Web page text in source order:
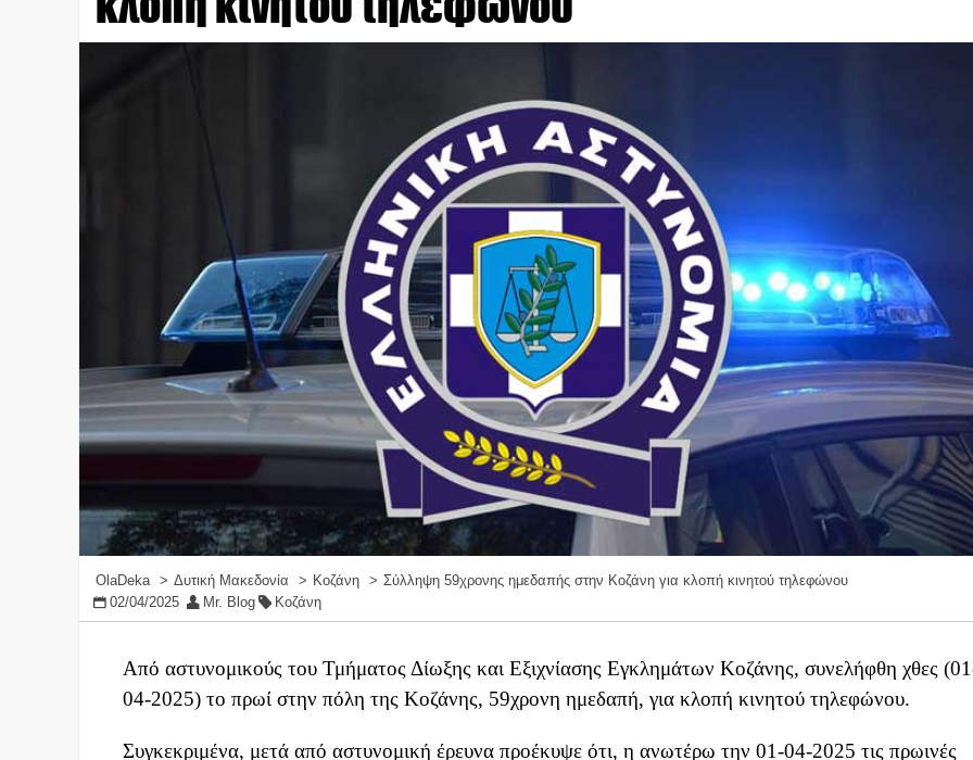
OlaDeka Δυτική Μακεδονία Κοζάνη
Σύλληψη 59χρονης ημεδαπής στην Κοζάνη για κλοπή κινητού τηλεφώνου
02/04/2025
Mr. Blog Κοζάνη
Από αστυνομικούς του Τμήματος Δίωξης και Εξιχνίασης Εγκλημάτων Κοζάνης, συνελήφθη χθες
04-2025) το πρωί στην πόλη της Κοζάνης, 59χρονη ημεδαπή, για κλοπή κινητού τηλεφώνου.
Συγκεκριμένα, μετά από αστυνομική έρευνα προέκυψε ότι, η ανωτέρω την 01-04-2025 τις πρωινές